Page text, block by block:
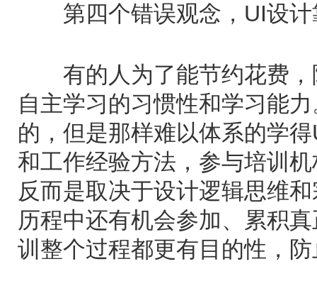
第四个错误观念，UI设计
有的人为了能节约花费，
自主学习的习惯性和学习能
的，但是那样难以体系的学
和工作经验方法，参与培训
反而是取决于设计逻辑思维
历程中还有机会参加、累积
训整个过程都更有目的性，